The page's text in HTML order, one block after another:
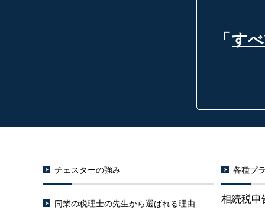
「 す
チェスターの強み
同業の税理士の先生から選ばれる理由
各種プ
相続税申